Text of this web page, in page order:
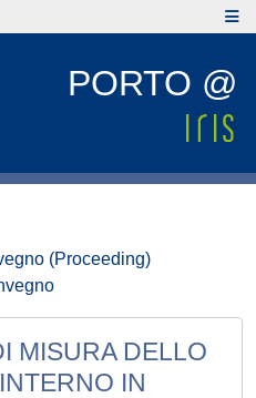
PORTO @
(Proceeding)
MISURA DELLO
IN